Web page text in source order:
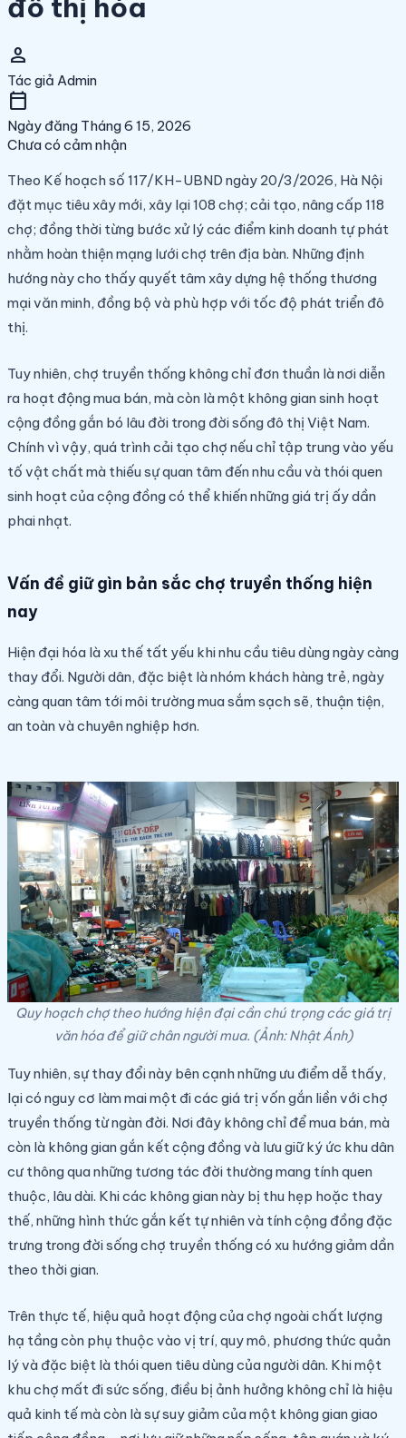
đô thị hóa
person
Tác giả Admin
calendar_today
Ngày đăng Tháng 6 15, 2026
Chưa có cảm nhận
Theo Kế hoạch số 117/KH-UBND ngày 20/3/2026, Hà Nội
đặt mục tiêu xây mới, xây lại 108 chợ; cải tạo, nâng cấp 118
chợ; đồng thời từng bước xử lý các điểm kinh doanh tự phát
nhằm hoàn thiện mạng lưới chợ trên địa bàn. Những định
hướng này cho thấy quyết tâm xây dựng hệ thống thương
mại văn minh, đồng bộ và phù hợp với tốc độ phát triển đô
thị.
Tuy nhiên, chợ truyền thống không chỉ đơn thuần là nơi diễn
ra hoạt động mua bán, mà còn là một không gian sinh hoạt
cộng đồng gắn bó lâu đời trong đời sống đô thị Việt Nam.
Chính vì vậy, quá trình cải tạo chợ nếu chỉ tập trung vào yếu
tố vật chất mà thiếu sự quan tâm đến nhu cầu và thói quen
sinh hoạt của cộng đồng có thể khiến những giá trị ấy dần
phai nhạt.
Vấn đề giữ gìn bản sắc chợ truyền thống hiện
nay
Hiện đại hóa là xu thế tất yếu khi nhu cầu tiêu dùng ngày càng
thay đổi. Người dân, đặc biệt là nhóm khách hàng trẻ, ngày
càng quan tâm tới môi trường mua sắm sạch sẽ, thuận tiện,
an toàn và chuyên nghiệp hơn.
Quy hoạch chợ theo hướng hiện đại cần chú trọng các giá trị
văn hóa để giữ chân người mua. (Ảnh: Nhật Ánh)
Tuy nhiên, sự thay đổi này bên cạnh những ưu điểm dễ thấy,
lại có nguy cơ làm mai một đi các giá trị vốn gắn liền với chợ
truyền thống từ ngàn đời. Nơi đây không chỉ để mua bán, mà
còn là không gian gắn kết cộng đồng và lưu giữ ký ức khu dân
cư thông qua những tương tác đời thường mang tính quen
thuộc, lâu dài. Khi các không gian này bị thu hẹp hoặc thay
thế, những hình thức gắn kết tự nhiên và tính cộng đồng đặc
trưng trong đời sống chợ truyền thống có xu hướng giảm dần
theo thời gian.
Trên thực tế, hiệu quả hoạt động của chợ ngoài chất lượng
hạ tầng còn phụ thuộc vào vị trí, quy mô, phương thức quản
lý và đặc biệt là thói quen tiêu dùng của người dân. Khi một
khu chợ mất đi sức sống, điều bị ảnh hưởng không chỉ là hiệu
quả kinh tế mà còn là sự suy giảm của một không gian giao